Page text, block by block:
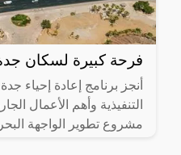
فرحة كبيرة لسكان
أنجز برنامج إعادة إحياء
التنفيذية وأهم الأعمال